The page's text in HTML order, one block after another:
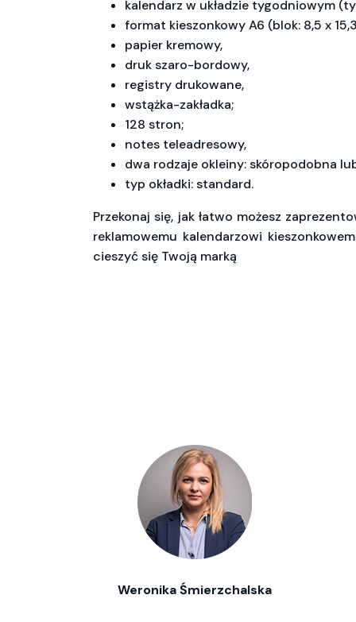
kalendarz w układzie tygodniowym
format kieszonkowy A6 (blok: 8,5 x
papier kremowy,
druk szaro-bordowy,
registry drukowane,
wstążka-zakładka;
128 stron;
notes teleadresowy,
dwa rodzaje okleiny: skóropodobna
typ okładki: standard.
Przekonaj się, jak łatwo możesz
reklamowemu kalendarzowi
cieszyć się Twoją marką
Weronika Śmierzchalska